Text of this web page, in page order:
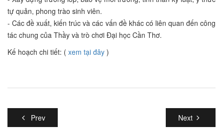
tự quản, phong trào sinh viên.
- Các đề xuất, kiến ​​trúc và các vấn đề khác có liên quan đến công
tác chung của Thầy và trò chơi Đại học Cần Thơ.
Kế hoạch chi tiết: ( xem tại đây )
Prev Next